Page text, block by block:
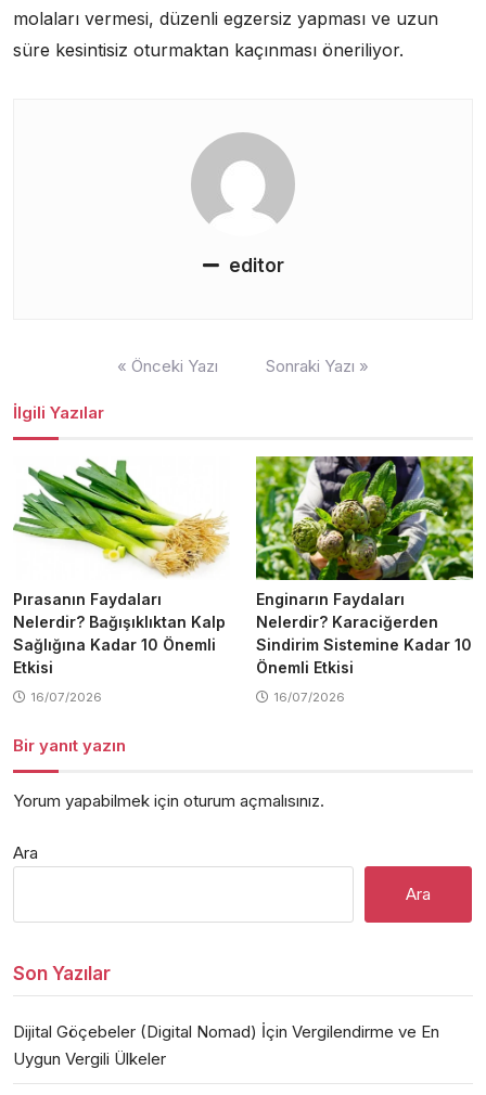
molaları vermesi, düzenli egzersiz yapması ve uzun
süre kesintisiz oturmaktan kaçınması öneriliyor.
editor
« Önceki Yazı Sonraki Yazı »
İlgili Yazılar
Pırasanın Faydaları
Nelerdir? Bağışıklıktan Kalp
Sağlığına Kadar 10 Önemli
Etkisi
16/07/2026
Enginarın Faydaları
Nelerdir? Karaciğerden
Sindirim Sistemine Kadar 10
Önemli Etkisi
16/07/2026
Bir yanıt yazın
Yorum yapabilmek için oturum açmalısınız.
Ara
Ara
Son Yazılar
Dijital Göçebeler (Digital Nomad) İçin Vergilendirme ve En
Uygun Vergili Ülkeler